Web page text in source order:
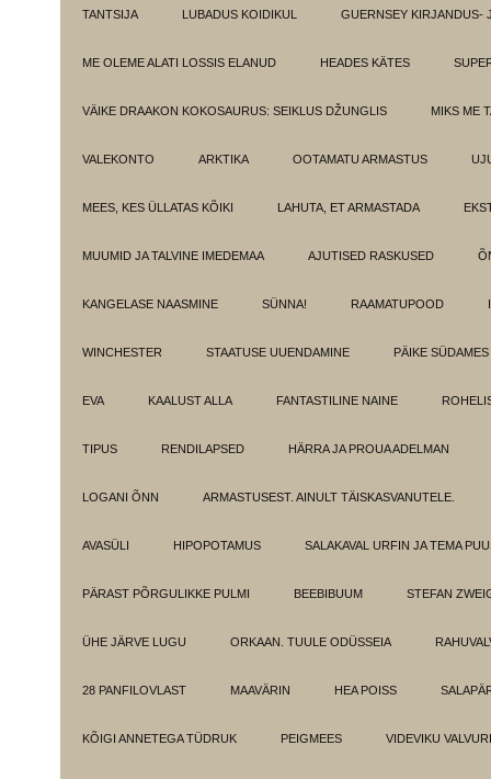
TANTSIJA LUBADUS KOIDIKUL GUERNSEY KIRJANDUS-
ME OLEME ALATI LOSSIS ELANUD HEADES KÄTES
VÄIKE DRAAKON KOKOSAURUS: SEIKLUS DŽUNGLIS MIKS ME
VALEKONTO ARKTIKA OOTAMATU ARMASTUS
MEES, KES ÜLLATAS KÕIKI LAHUTA, ET ARMASTADA
MUUMID JA TALVINE IMEDEMAA AJUTISED RASKUSED
KANGELASE NAASMINE SÜNNA! RAAMATUPOOD
WINCHESTER STAATUSE UUENDAMINE PÄIKE SÜDAMES
EVA KAALUST ALLA FANTASTILINE NAINE
TIPUS RENDILAPSED HÄRRA JA PROUA ADELMAN
LOGANI ÕNN ARMASTUSEST. AINULT TÄISKASVANUTELE.
AVASÜLI HIPOPOTAMUS SALAKAVAL URFIN JA TEMA
PÄRAST PÕRGULIKKE PULMI BEEBIBUUM STEFAN
ÜHE JÄRVE LUGU ORKAAN. TUULE ODÜSSEIA
28 PANFILOVLAST MAAVÄRIN HEA POISS
KÕIGI ANNETEGA TÜDRUK PEIGMEES VIDEVIKU